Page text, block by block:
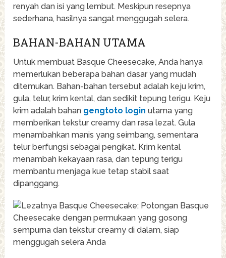
renyah dan isi yang lembut. Meskipun resepnya
sederhana, hasilnya sangat menggugah selera.
BAHAN-BAHAN UTAMA
Untuk membuat Basque Cheesecake, Anda hanya
memerlukan beberapa bahan dasar yang mudah
ditemukan. Bahan-bahan tersebut adalah keju krim,
gula, telur, krim kental, dan sedikit tepung terigu. Keju
krim adalah bahan gengtoto login utama yang
memberikan tekstur creamy dan rasa lezat. Gula
menambahkan manis yang seimbang, sementara
telur berfungsi sebagai pengikat. Krim kental
menambah kekayaan rasa, dan tepung terigu
membantu menjaga kue tetap stabil saat
dipanggang.